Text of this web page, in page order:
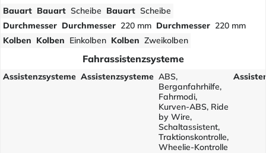
Bauart Bauart Scheibe Bauart Scheibe
Durchmesser Durchmesser 220 mm Durchmesser 220 mm
Kolben Kolben Einkolben Kolben Zweikolben
Fahrassistenzsysteme
Assistenzsysteme Assistenzsysteme ABS,
Berganfahrhilfe,
Fahrmodi,
Kurven-ABS, Ride
by Wire,
Schaltassistent,
Traktionskontrolle,
Wheelie-Kontrolle